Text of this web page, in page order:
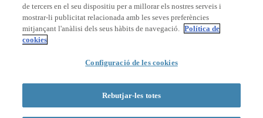
Acreditacions
© 2026 La Salle Campus Barcelona - URL |Avís legal
Formulari de cerca
de tercers en el seu dispositiu per a millorar els nostres serveis i
mostrar-li publicitat relacionada amb les seves preferències
mitjançant l'anàlisi dels seus hàbits de navegació. Política de
cookies
Configuració de les cookies
Rebutjar-les totes